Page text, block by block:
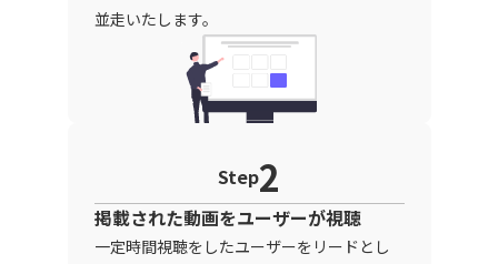
並走いたします。
Step2
掲載された動画をユーザーが視聴
一定時間視聴をしたユーザーをリードとし